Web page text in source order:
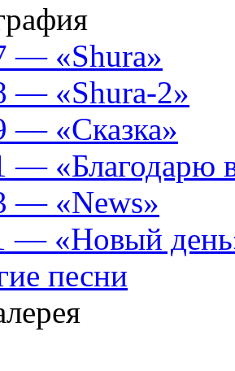
— «Shura»
— «Shura-2»
— «Сказка»
— «Благодарю
— «News»
— «Новый
песни